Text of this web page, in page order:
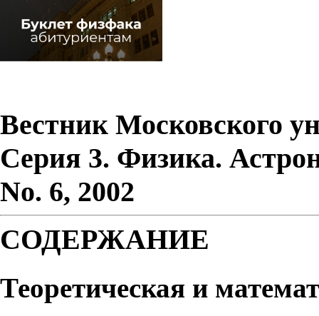
Вестник Московского
Серия 3. Физика.
No. 6, 2002
СОДЕРЖАНИЕ
Теоретическая и